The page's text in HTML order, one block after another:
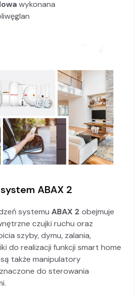
wykonana
ABAX 2
systemu ABAX 2 obejmuje
czujki ruchu oraz
szyby, dymu, zalania,
do realizacji funkcji smart home
także manipulatory
do sterowania